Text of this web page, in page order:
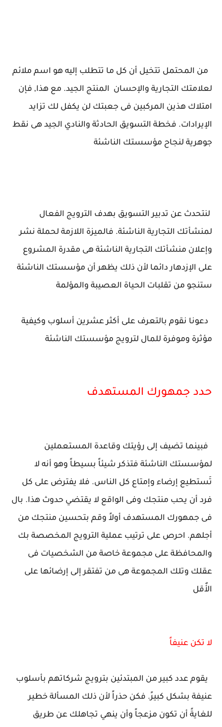
من المحتمل تتخيل أن كل ما تتطلب إليه هو اسم ملائم
لعلامتك التجارية والإحسان المنتج الجيد. مع هذا, فإن
امتلاك هذين المركبين فى جعبتك لن يكفل لك تزايد
الإيرادات. فخطة التسويق الحادثة والنادي الجيد هى نقط
جوهرية لنجاح مؤسستك الناشئة
لنتحدث عن تدبير التسويق بهدف الترويج الفعال
لمنشأتك التجارية الناشئة. فالميزة اللازمة لحملة نشر
وإعلان منشأتك التجارية الناشئة هى مقدرة المشروع
على الإزدهار دائما لأن ذلك يظهر أن مؤسستك الناشئة
ستنجو من تقلبات الحياة العصيبة والمؤلمة
دعونا نقوم بالتعرف على أكثر عشرين أسلوب وكيفية
مؤثرة وموفرة للمال لترويج مؤسستك الناشئة
حدد جمهورك المستهدف
فبينما تضيف إلى رؤيتك وقاعدة المستعملين
لمؤسستك الناشئة فتذكر شيئاً بسيطاً وهو أنه لا
تَستطيع إرضاء وإمتاع كل الناس. فلا يفترض على كل
فرد أن يحب منتجك وفى الواقع لا يقتضي حدوث هذا. بال
فى جمهورك المستهدف أولاً وقم بتحسين منتجك من
أجلهم. احرص على ترتيب عملية الترويج المخصصة بك
والمحافظة على مجموعة خاصة من الشخصيات فى
عقلك وتلك المجموعة هى من تفتقر إلى إرضائها على
الأٌقل
لا تكن عنيفاً
يقوم عدد كبير من المبتدئين بترويج شركاتهم بأسلوب
عنيفة بشكل كبيرً. فكن حذراً لأن ذلك المسألة خطير
للغايةً أن تكون مزعجاً وأن ينهي تجاهلك عن طريق